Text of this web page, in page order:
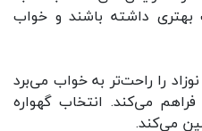
داشته باشند و خواب
را راحت‌تر به خواب می‌برد
می‌کند. انتخاب گهواره
می‌کند.